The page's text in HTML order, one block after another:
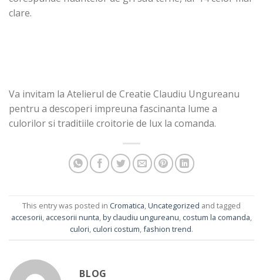
clare.
Va invitam la Atelierul de Creatie Claudiu Ungureanu
pentru a descoperi impreuna fascinanta lume a
culorilor si traditiile croitorie de lux la comanda.
This entry was posted in Cromatica,Uncategorized and tagged
accesorii, accesorii nunta,by claudiu ungureanu, costum la comanda,
culori, culori costum,fashion trend.
BLOG